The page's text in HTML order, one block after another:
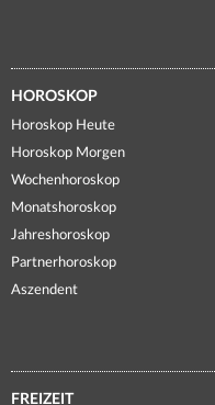
HOROSKOP
Horoskop Heute
Horoskop Morgen
Wochenhoroskop
Monatshoroskop
Jahreshoroskop
Partnerhoroskop
Aszendent
FREIZEIT